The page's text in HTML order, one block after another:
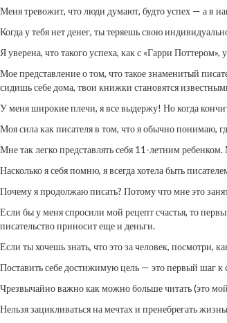
Меня тревожит, что люди думают, будто успех — а в
Когда у тебя нет денег, ты теряешь свою
Я уверена, что такого успеха, как с «Гарри
Мое представление о том, что такое знаменитый
сидишь себе дома, твои книжки становятся
У меня широкие плечи, я все выдержу! Но когда
Моя сила как писателя в том, что я обычно понимаю,
Мне так легко представлять себя 11-летним
Насколько я себя помню, я всегда хотела быть
Почему я продолжаю писать? Потому что мне это
Если бы у меня спросили мой рецепт счастья, то
писательство приносит еще и деньги.
Если ты хочешь знать, что это за человек, посмотри,
Поставить себе достижимую цель — это первый шаг к
Чрезвычайно важно как можно больше читать (это
Нельзя зацикливаться на мечтах и пренебрегать